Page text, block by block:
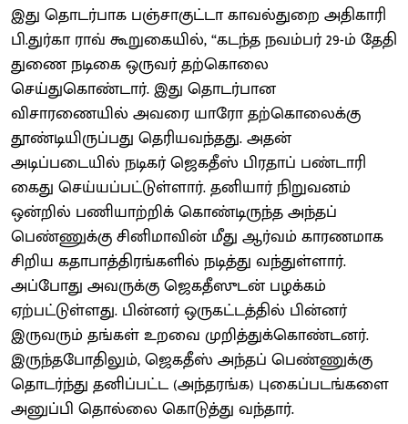
இது தொடர்பாக பஞ்சாகுட்டா காவல்துறை அதிகாரி
பி.துர்கா ராவ் கூறுகையில், “கடந்த நவம்பர் 29-ம் தேதி
துணை நடிகை ஒருவர் தற்கொலை
செய்துகொண்டார். இது தொடர்பான
விசாரணையில் அவரை யாரோ தற்கொலைக்கு
தூண்டியிருப்பது தெரியவந்தது. அதன்
அடிப்படையில் நடிகர் ஜெகதீஸ் பிரதாப் பண்டாரி
கைது செய்யப்பட்டுள்ளார். தனியார் நிறுவனம்
ஒன்றில் பணியாற்றிக் கொண்டிருந்த அந்தப்
பெண்ணுக்கு சினிமாவின் மீது ஆர்வம் காரணமாக
சிறிய கதாபாத்திரங்களில் நடித்து வந்துள்ளார்.
அப்போது அவருக்கு ஜெகதீஸுடன் பழக்கம்
ஏற்பட்டுள்ளது. பின்னர் ஒருகட்டத்தில் பின்னர்
இருவரும் தங்கள் உறவை முறித்துக்கொண்டனர்.
இருந்தபோதிலும், ஜெகதீஸ் அந்தப் பெண்ணுக்கு
தொடர்ந்து தனிப்பட்ட (அந்தரங்க) புகைப்படங்களை
அனுப்பி தொல்லை கொடுத்து வந்தார்.